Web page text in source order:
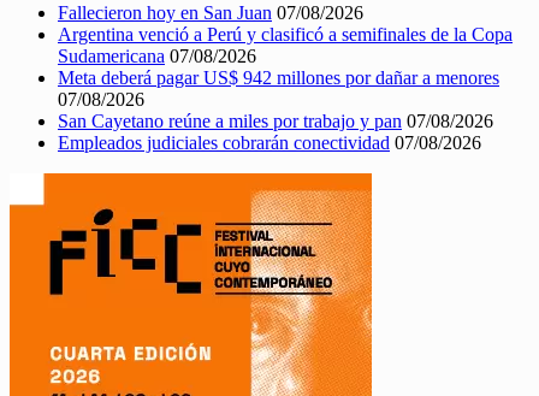
Fallecieron hoy en San Juan 07/08/2026
Argentina venció a Perú y clasificó a semifinales de la Copa
Sudamericana 07/08/2026
Meta deberá pagar US$ 942 millones por dañar a menores
07/08/2026
San Cayetano reúne a miles por trabajo y pan 07/08/2026
Empleados judiciales cobrarán conectividad 07/08/2026